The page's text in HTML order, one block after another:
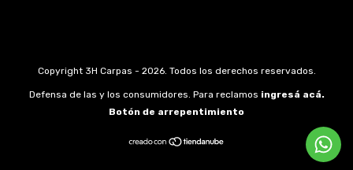
Copyright 3H Carpas - 2026. Todos los derechos reservados.
Defensa de las y los consumidores. Para reclamos ingresá acá.
Botón de arrepentimiento